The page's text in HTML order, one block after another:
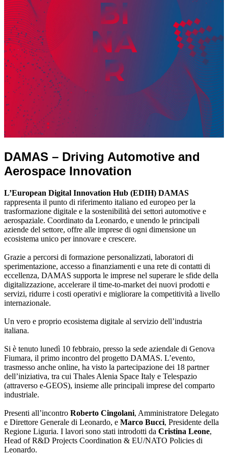
DAMAS – Driving Automotive and
Aerospace Innovation
L’European Digital Innovation Hub (EDIH) DAMAS
rappresenta il punto di riferimento italiano ed europeo per la
trasformazione digitale e la sostenibilità dei settori automotive e
aerospaziale. Coordinato da Leonardo, e unendo le principali
aziende del settore, offre alle imprese di ogni dimensione un
ecosistema unico per innovare e crescere.
Grazie a percorsi di formazione personalizzati, laboratori di
sperimentazione, accesso a finanziamenti e una rete di contatti di
eccellenza, DAMAS supporta le imprese nel superare le sfide della
digitalizzazione, accelerare il time-to-market dei nuovi prodotti e
servizi, ridurre i costi operativi e migliorare la competitività a livello
internazionale.
Un vero e proprio ecosistema digitale al servizio dell’industria
italiana.
Si è tenuto lunedì 10 febbraio, presso la sede aziendale di Genova
Fiumara, il primo incontro del progetto DAMAS. L’evento,
trasmesso anche online, ha visto la partecipazione dei 18 partner
dell’iniziativa, tra cui Thales Alenia Space Italy e Telespazio
(attraverso e-GEOS), insieme alle principali imprese del comparto
industriale.
Presenti all’incontro Roberto Cingolani, Amministratore Delegato
e Direttore Generale di Leonardo, e Marco Bucci, Presidente della
Regione Liguria. I lavori sono stati introdotti da Cristina Leone,
Head of R&D Projects Coordination & EU/NATO Policies di
Leonardo.